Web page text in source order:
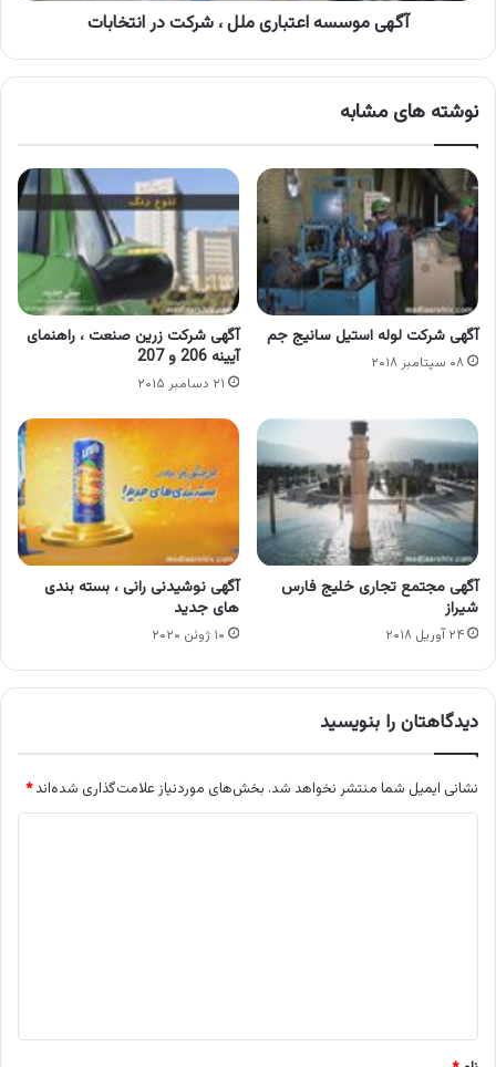
آگهی موسسه اعتباری ملل ، شرکت در انتخابات
نوشته های مشابه
آگهی شرکت لوله استیل سانیج جم
۰۸ سپتامبر ۲۰۱۸
آگهی شرکت زرین صنعت ، راهنمای
آیینه 206 و 207
۲۱ دسامبر ۲۰۱۵
آگهی مجتمع تجاری خلیج فارس
شیراز
۲۴ آوریل ۲۰۱۸
آگهی نوشیدنی رانی ، بسته بندی
های جدید
۱۰ ژوئن ۲۰۲۰
دیدگاهتان را بنویسید
نشانی ایمیل شما منتشر نخواهد شد. بخش‌های موردنیاز علامت‌گذاری شده‌اند*